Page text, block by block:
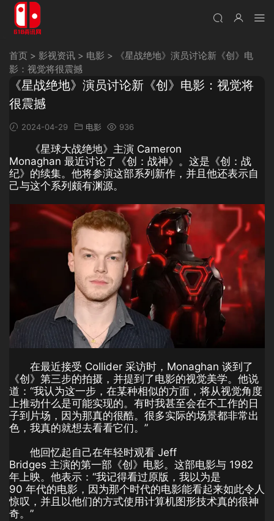
首页 > 影视资讯 > 电影 >
《星战绝地》演员讨论新《创》电
影：视觉将很震撼
《星战绝地》演员讨论新《创》电影：视觉将
很震撼
2024-04-29 电影 936
《星球大战绝地》主演 Cameron
Monaghan 最近讨论了《创：战神》。这是《创：战
纪》的续集。他将参演这部系列新作，并且他还表示自
己与这个系列颇有渊源。
在最近接受 Collider 采访时，Monaghan 谈到了
《创》第三步的拍摄，并提到了电影的视觉美学。他说
道：“我认为这一步，在某种相似的方面，将从视觉角度
上推动什么是可能实现的。有时我甚至会在不工作的日
子到片场，因为那真的很酷。很多实际的场景都非常出
色，我真的就想去看看它们。”
他回忆起自己在年轻时观看 Jeff
Bridges 主演的第一部《创》电影。这部电影与 1982
年上映。他表示：“我记得看过原版，我以为是
90 年代的电影，因为那个时代的电影能看起来如此令人
惊叹，并且以他们的方式使用计算机图形技术真的很神
奇。”